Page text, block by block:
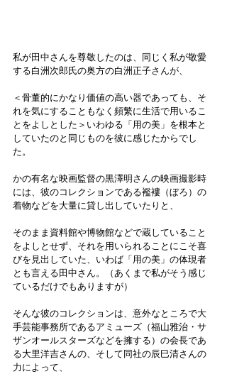
私が田中さんを尊敬したのは、同じく私が敬愛
する白洲次郎氏の奥方の白洲正子さんが、
＜骨董的にかなり価値の高い器であっても、そ
れを気にすることもなく頻繁に生活で用いるこ
とをよしとした＞いわゆる「用の美」を根本と
していたのと同じものを彼に感じたからでし
た。
かの有名な映画監督の黒澤明さんの映画撮影時
には、彼のコレクションである襤褸（ぼろ）の
着物などを大量に貸し出していたりと、
そのまま資料館や博物館などで蔵していること
をよしとせず、それを用いられることにこそ喜
びを見出していた、いわば「用の美」の体現者
とも言える田中さん。（あくまで私がそう感じ
ているだけでもありますが）
そんな彼のコレクションは、意外なところで大
手芸能事務所であるアミューズ（福山雅治・サ
ザンオールスターズなどを擁する）の会長であ
る大里洋吉さんの、そして同社の辰巳清さんの
力によって、